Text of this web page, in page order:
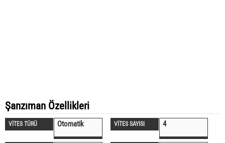
Şanzıman Özellikleri
VİTES TÜRÜ Otomatik VİTES SAYISI 4